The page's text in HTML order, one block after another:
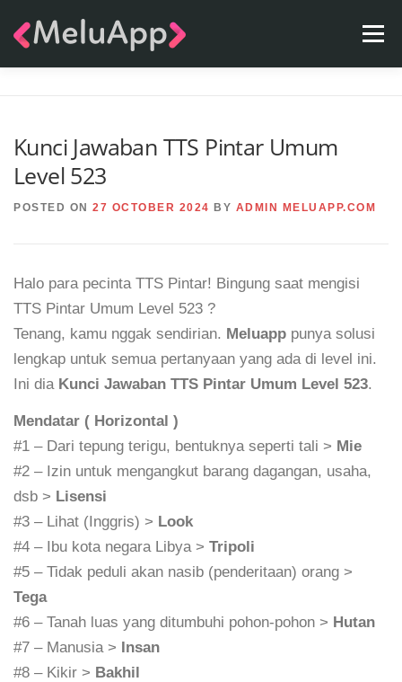
Menu
Kunci Jawaban TTS Pintar Umum
Level 523
POSTED ON 27 OCTOBER 2024 BY ADMIN MELUAPP.COM
Halo para pecinta TTS Pintar! Bingung saat mengisi
TTS Pintar Umum Level 523 ?
Tenang, kamu nggak sendirian. Meluapp punya solusi
lengkap untuk semua pertanyaan yang ada di level ini.
Ini dia Kunci Jawaban TTS Pintar Umum Level 523.
Mendatar ( Horizontal )
#1 – Dari tepung terigu, bentuknya seperti tali > Mie
#2 – Izin untuk mengangkut barang dagangan, usaha,
dsb > Lisensi
#3 – Lihat (Inggris) > Look
#4 – Ibu kota negara Libya > Tripoli
#5 – Tidak peduli akan nasib (penderitaan) orang >
Tega
#6 – Tanah luas yang ditumbuhi pohon-pohon > Hutan
#7 – Manusia > Insan
#8 – Kikir > Bakhil